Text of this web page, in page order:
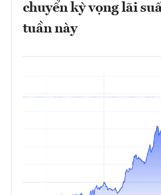
chuyển kỳ vọng lãi
tuần này